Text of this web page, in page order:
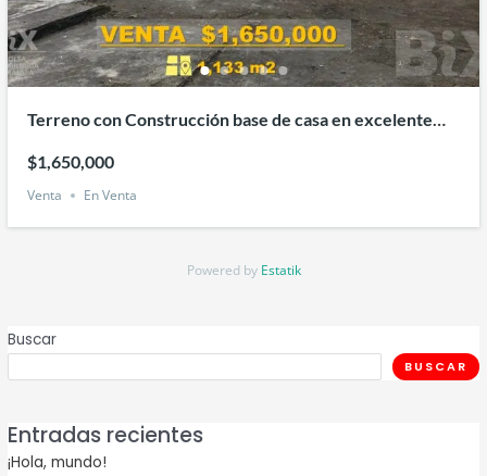
Terreno con Construcción base de casa en excelente
$1,650,000
Venta En Venta
Powered by Estatik
Buscar
BUSCAR
Entradas recientes
¡Hola, mundo!